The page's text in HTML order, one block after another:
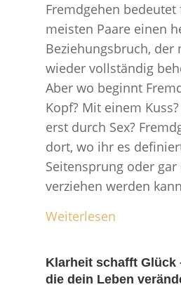
Fremdgehen
meisten Paare einen
Beziehungsbruch, der
wieder vollständig
Aber wo beginnt
Kopf? Mit einem
erst durch Sex?
dort, wo ihr es
Seitensprung oder gar
verziehen werden
Weiterlesen
Klarheit schafft Glück
die dein Leben